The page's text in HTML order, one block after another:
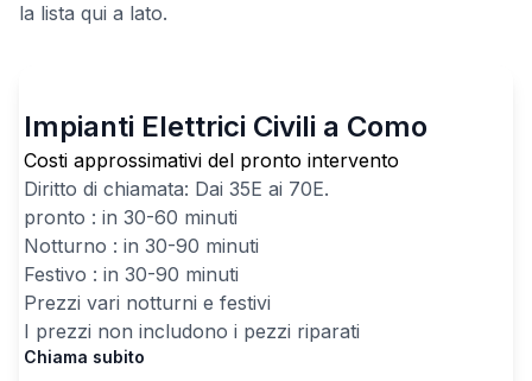
la lista qui a lato.
Impianti Elettrici Civili a Como
Costi approssimativi del pronto intervento
Diritto di chiamata: Dai 35E ai 70E.
pronto : in 30-60 minuti
Notturno : in 30-90 minuti
Festivo : in 30-90 minuti
Prezzi vari notturni e festivi
I prezzi non includono i pezzi riparati
Chiama subito